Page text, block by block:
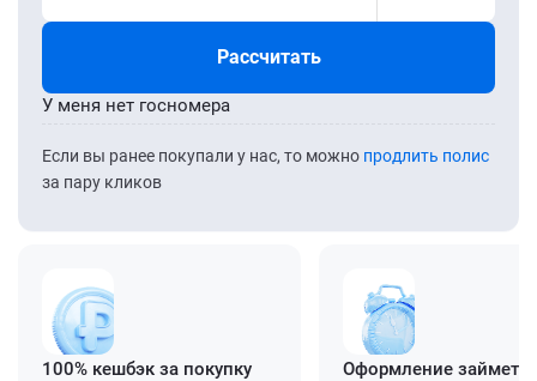
Рассчитать
Если вы ранее покупали у нас, то можно продлить полис
за пару кликов
У меня нет госномера
100% кешбэк за покупку
Оформление займет